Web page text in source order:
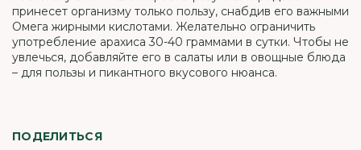
принесет организму только пользу, снабдив его важными
Омега жирными кислотами. Желательно ограничить
употребление арахиса 30-40 граммами в сутки. Чтобы не
увлечься, добавляйте его в салаты или в овощные блюда
– для пользы и пикантного вкусового нюанса.
ПОДЕЛИТЬСЯ